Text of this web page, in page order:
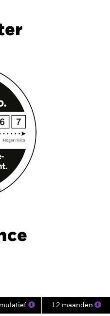
Managers
12 maanden